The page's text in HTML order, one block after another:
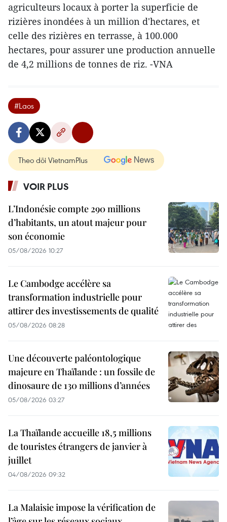
agriculteurs locaux à ​porter la superficie de
rizières inondées à un million d'hectares, et
celle des rizières en terrasse, à 100.000
hectares, ​pour assurer une production ​annuelle
de 4,2 millions de tonnes de riz. -VNA
#Laos
Theo dõi VietnamPlus
VOIR PLUS
L’Indonésie compte 290 millions
d’habitants, un atout majeur pour
son économie
05/08/2026 10:27
Le Cambodge accélère sa
transformation industrielle pour
attirer des investissements de qualité
05/08/2026 08:28
Une découverte paléontologique
majeure en Thaïlande : un fossile de
dinosaure de 130 millions d’années
05/08/2026 03:27
La Thaïlande accueille 18,5 millions
de touristes étrangers de janvier à
juillet
04/08/2026 09:32
La Malaisie impose la vérification de